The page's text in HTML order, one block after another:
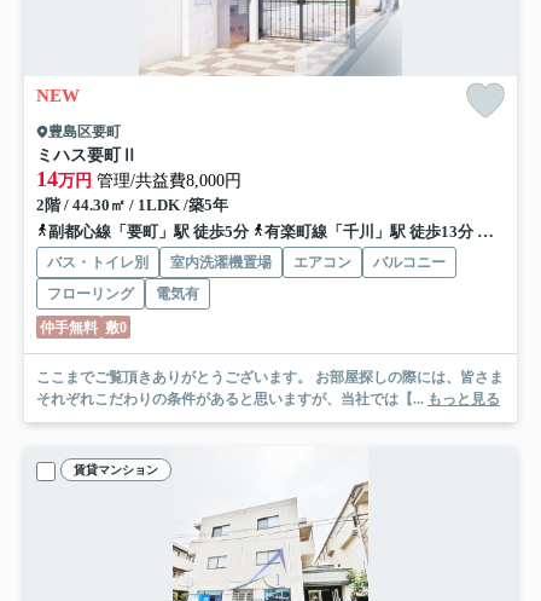
NEW
豊島区要町
ミハス要町Ⅱ
14万円 管理/共益費8,000円
2階 / 44.30㎡ / 1LDK /築5年
副都心線「要町」駅 徒歩5分
有楽町線「千川」駅 徒歩13分 西武池
バス・トイレ別 室内洗濯機置場 エアコン
バルコニー
フローリング
電気有
仲手無料 敷0
ここまでご覧頂きありがとうございます。 お部屋探しの際には、皆さま
それぞれこだわりの条件があると思いますが、当社では【... もっと見る
賃貸マンション